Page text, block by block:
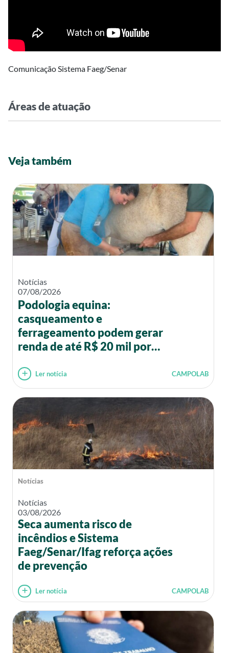
Comunicação Sistema Faeg/Senar
Áreas de atuação
Veja também
Notícias
07/08/2026
Podologia equina:
casqueamento e
ferrageamento podem gerar
renda de até R$ 20 mil por
Ler notícia CAMPOLAB
Notícias
Notícias
03/08/2026
Seca aumenta risco de
incêndios e Sistema
Faeg/Senar/Ifag reforça ações
de prevenção
Ler notícia CAMPOLAB